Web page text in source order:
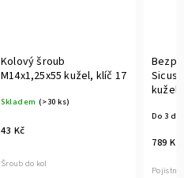
Kolový šroub
M14x1,25x55 kužel, klíč 17
Skladem (>30 ks)
43 Kč
Šroub do kol
kužel,
Do 3
789 Kč
Pojistné